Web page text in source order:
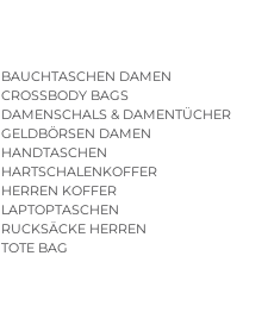
BAUCHTASCHEN DAMEN
CROSSBODY BAGS
DAMENSCHALS & DAMENTÜCHER
GELDBÖRSEN DAMEN
HANDTASCHEN
HARTSCHALENKOFFER
HERREN KOFFER
LAPTOPTASCHEN
RUCKSÄCKE HERREN
TOTE BAG